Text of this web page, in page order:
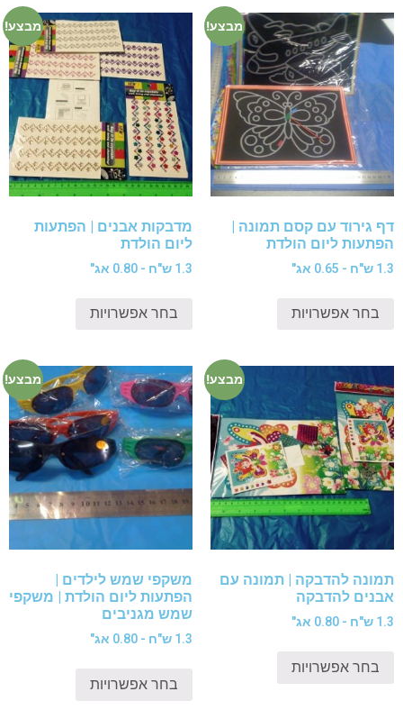
מבצע!
דף גירוד עם קסם תמונה |
הפתעות ליום הולדת
1.3 ש"ח - 0.65 אג"
בחר אפשרויות
מבצע!
מדבקות אבנים | הפתעות
ליום הולדת
1.3 ש"ח - 0.80 אג"
בחר אפשרויות
מבצע!
תמונה להדבקה | תמונה עם
אבנים להדבקה
1.3 ש"ח - 0.80 אג"
בחר אפשרויות
מבצע!
משקפי שמש לילדים |
הפתעות ליום הולדת | משקפי
שמש מגניבים
1.3 ש"ח - 0.80 אג"
בחר אפשרויות